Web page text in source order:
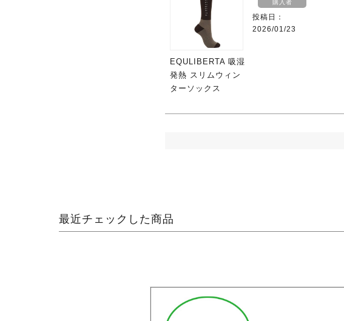
EQULIBERTA 吸湿
発熱 スリムウィン
ターソックス
購入者
投稿日
2026/01/23
最近チェックした商品